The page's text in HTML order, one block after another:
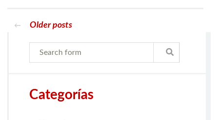
← Older posts
Categorías